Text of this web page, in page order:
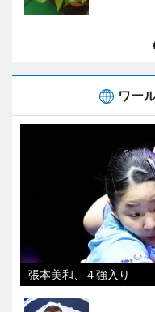
ワー
張本美和、４強入り